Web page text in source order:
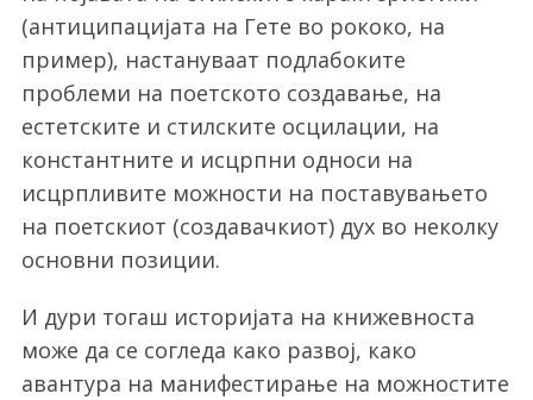
(антиципацијата на Гете во рококо, на
пример), настануваат подлабоките
проблеми на поетското создавање, на
естетските и стилските осцилации, на
константните и исцрпни односи на
исцрпливите можности на поставувањето
на поетскиот (создавачкиот) дух во неколку
основни позиции.
И дури тогаш историјата на книжевноста
може да се согледа како развој, како
авантура на манифестирање на можностите